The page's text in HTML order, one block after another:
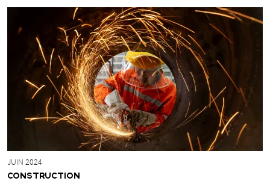
JUIN 2024
CONSTRUCTION